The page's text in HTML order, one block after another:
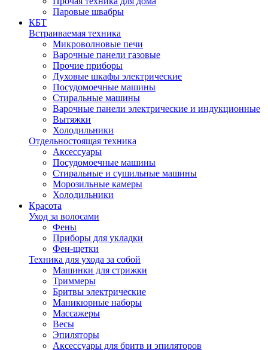
Паровые швабры
КБТ
Встраиваемая техника
Микроволновые печи
Варочные панели газовые
Прочие приборы
Духовые шкафы электрические
Посудомоечные машины
Стиральные машины
Варочные панели электрические и индукционные
Вытяжки
Холодильники
Отдельностоящая техника
Аксессуары
Посудомоечные машины
Стиральные и сушильные машины
Морозильные камеры
Холодильники
Красота
Уход за волосами
Фены
Приборы для укладки
Фен-щетки
Техника для ухода за собой
Машинки для стрижки
Триммеры
Бритвы электрические
Маникюрные наборы
Массажеры
Весы
Эпиляторы
Аксессуары для бритв и эпиляторов